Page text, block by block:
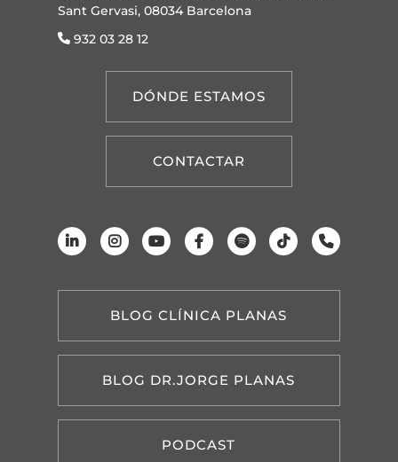
Sant Gervasi, 08034 Barcelona
932 03 28 12
DÓNDE ESTAMOS
CONTACTAR
BLOG CLÍNICA PLANAS
BLOG DR.JORGE PLANAS
PODCAST